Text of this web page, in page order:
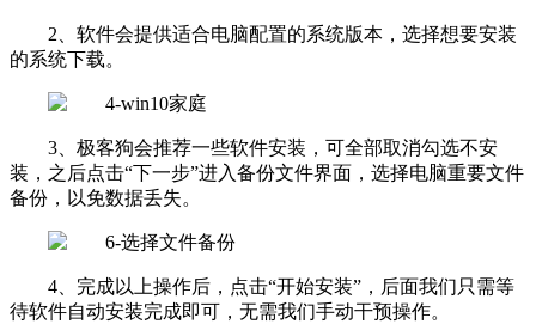
2、软件会提供适合电脑配置的系统版本，选择想要安装
的系统下载。
3、极客狗会推荐一些软件安装，可全部取消勾选不安
装，之后点击“下一步”进入备份文件界面，选择电脑重要文件
备份，以免数据丢失。
4、完成以上操作后，点击“开始安装”，后面我们只需等
待软件自动安装完成即可，无需我们手动干预操作。